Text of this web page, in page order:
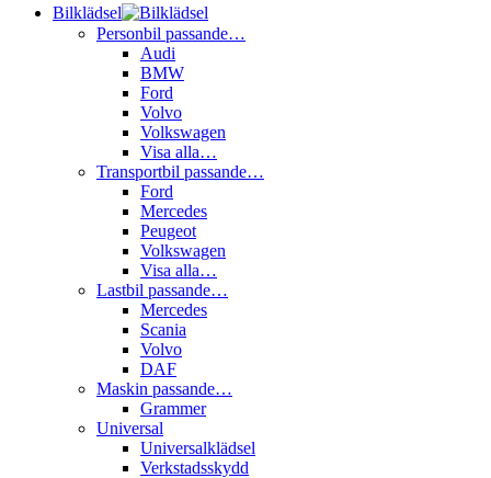
Bilklädsel
Personbil passande…
Audi
BMW
Ford
Volvo
Volkswagen
Visa alla…
Transportbil passande…
Ford
Mercedes
Peugeot
Volkswagen
Visa alla…
Lastbil passande…
Mercedes
Scania
Volvo
DAF
Maskin passande…
Grammer
Universal
Universalklädsel
Verkstadsskydd